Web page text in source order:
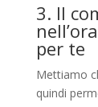
3. Il
per te
Mettiamo
quindi